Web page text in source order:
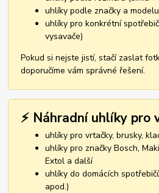
uhlíky podle značky a
uhlíky pro konkrétní
vysavače)
Pokud si nejste jistí, stačí zaslat
doporučíme vám správné řešení.
⚡ Náhradní uhlíky pro
uhlíky pro vrtačky, brusky,
uhlíky pro značky Bosch,
Extol a další
uhlíky do domácích
apod.)